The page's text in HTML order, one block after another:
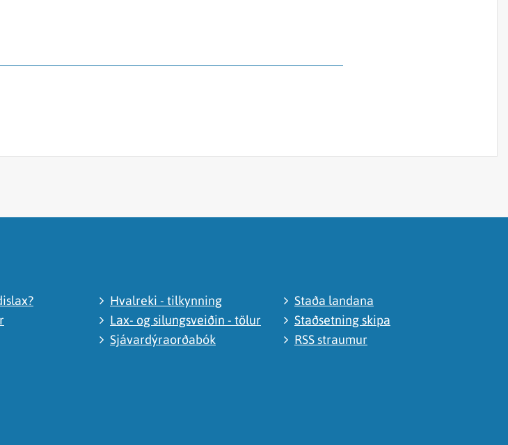
Hvalreki - tilkynning
Lax- og silungsveiðin - tölur
Sjávardýraorðabók
Staða landana
Staðsetning skipa
RSS straumur